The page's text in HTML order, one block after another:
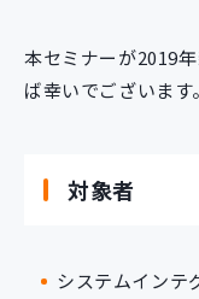
本セミナーが2019
ば幸いでございます。
対象者
システムインテ